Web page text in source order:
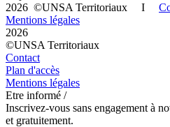
2026 ©UNSA Territoriaux I
Mentions légales
2026
©UNSA Territoriaux
Contact
Plan d'accès
Mentions légales
Etre informé /
Inscrivez-vous sans engagement à
et gratuitement.